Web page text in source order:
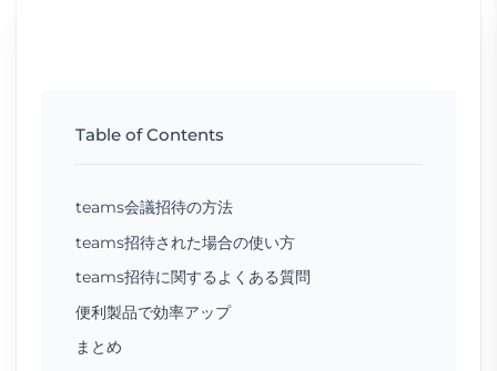
Table of Contents
teams会議招待の方法
teams招待された場合の使い方
teams招待に関するよくある質問
便利製品で効率アップ
まとめ